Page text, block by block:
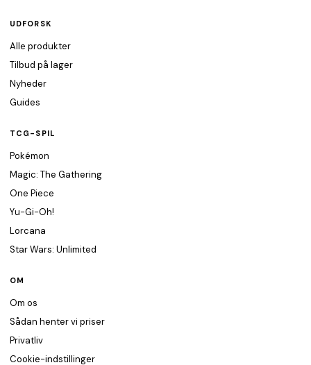
UDFORSK
Alle produkter
Tilbud på lager
Nyheder
Guides
TCG-SPIL
Pokémon
Magic: The Gathering
One Piece
Yu-Gi-Oh!
Lorcana
Star Wars: Unlimited
OM
Om os
Sådan henter vi priser
Privatliv
Cookie-indstillinger